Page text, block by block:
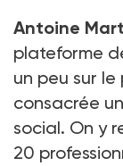
Antoine
plateforme
un peu sur
consacrée
social. On y
20